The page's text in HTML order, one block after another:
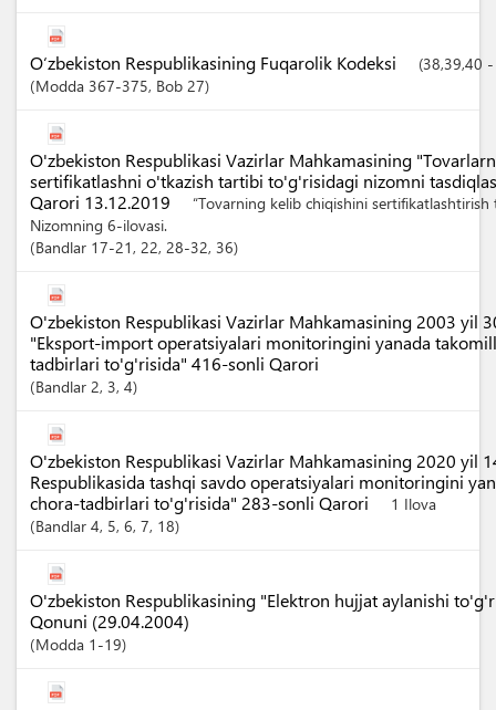
O‘zbekiston Respublikasining Fuqarolik Kodeksi
(38,39,40
Modda 367-375, Bob 27
O'zbekiston Respublikasi Vazirlar Mahkamasining
sertifikatlashni o'tkazish tartibi to'g'risidagi nizomni
Qarori 13.12.2019
“Tovarning kelib chiqishini sertifikatlashtirish
Nizomning 6-ilovasi.
Bandlar 17-21 , 22, 28-32, 36
O'zbekiston Respublikasi Vazirlar Mahkamasining 2003 yil
"Eksport-import operatsiyalari monitoringini yanada
tadbirlari to'g'risida" 416-sonli Qarori
Bandlar 2, 3, 4
O'zbekiston Respublikasi Vazirlar Mahkamasining 2020 yil
Respublikasida tashqi savdo operatsiyalari monitoringini
chora-tadbirlari to'g'risida" 283-sonli Qarori
1 Ilova
Bandlar 4, 5, 6, 7, 18
O'zbekiston Respublikasining "Elektron hujjat aylanishi
Qonuni (29.04.2004)
Modda 1-19